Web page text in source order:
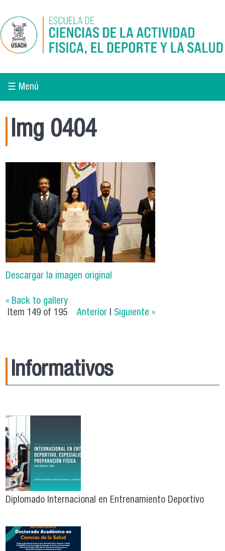
☰ Menú
Img 0404
Descargar la imagen original
« Back to gallery
Item 149 of 195
Anterior Siguiente »
Informativos
Diplomado Internacional en Entrenamiento Deportivo